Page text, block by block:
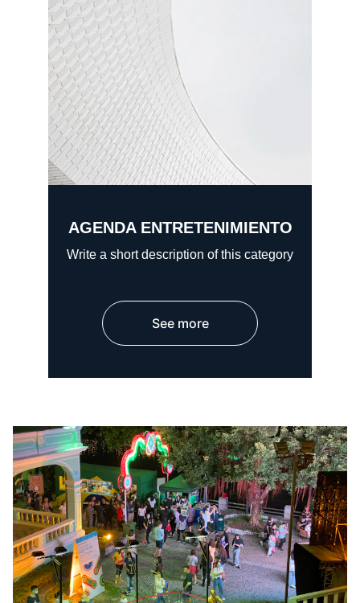
AGENDA ENTRETENIMIENTO
Write a short description of this category
See more